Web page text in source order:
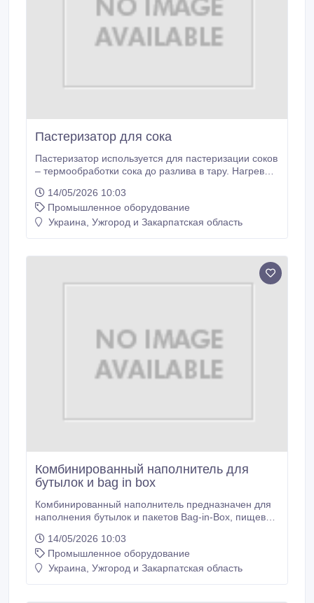
Пастеризатор для сока
Пастеризатор используется для пастеризации соков
– термообработки сока до разлива в тару. Нагрев
следующих источников тепла: дизель, газ,
электронагреватель или пар. Особенности: -
Процесс пастеризации управляется с помощью
обеспечивает небольшое отклонение исходной
14/05/2026 10:03
Промышленное оборудование
Украина, Ужгород и Закарпатская область
Комбинированный наполнитель для
бутылок и bag in box
Комбинированный наполнитель предназначен для
наполнения бутылок и пакетов Bag-in-Box, пищевых
других. Изготовлен из нержавеющей стали AISI 304,
установлен н 4 колеса. Резервуар для хранения
устанавливается в верхней части наполнителя и
14/05/2026 10:03
Промышленное оборудование
Украина, Ужгород и Закарпатская область